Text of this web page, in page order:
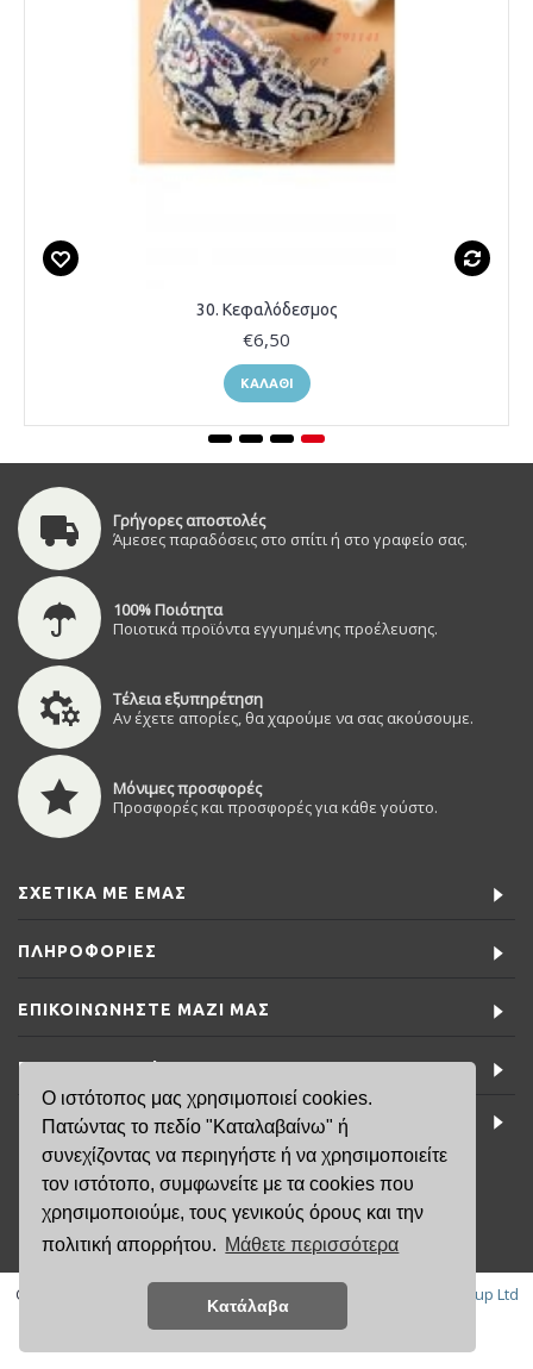
Ο ιστότοπος μας χρησιμοποιεί cookies.
Πατώντας το πεδίο "Καταλαβαίνω" ή
συνεχίζοντας να περιηγήστε ή να χρησιμοποιείτε
τον ιστότοπο, συμφωνείτε με τα cookies που
χρησιμοποιούμε, τους γενικούς όρους και την
πολιτική απορρήτου. Μάθετε περισσότερα
Κατάλαβα
30. Κεφαλόδεσμος
€6,50
ΚΑΛΆΘΙ
Γρήγορες αποστολές
Άμεσες παραδόσεις στο σπίτι ή στο γραφείο σας.
100% Ποιότητα
Ποιοτικά προϊόντα εγγυημένης προέλευσης.
Τέλεια εξυπηρέτηση
Αν έχετε απορίες, θα χαρούμε να σας ακούσουμε.
Μόνιμες προσφορές
Προσφορές και προσφορές για κάθε γούστο.
ΣΧΕΤΙΚΆ ΜΕ ΕΜΆΣ
ΠΛΗΡΟΦΟΡΊΕΣ
ΕΠΙΚΟΙΝΩΝΉΣΤΕ ΜΑΖΊ ΜΑΣ
ΕΙΔΙΚΈΣ ΠΡΟΣΦΟΡΈΣ
ΤΕΛΕΥΤΑΊΑ ΝΈΑ
6981791141
Copyright © 2019, FisikaMallia.gr -